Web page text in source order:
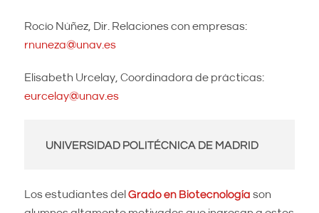
Rocío Núñez, Dir. Relaciones con empresas:
rnuneza@unav.es
Elisabeth Urcelay, Coordinadora de prácticas:
eurcelay@unav.es
UNIVERSIDAD POLITÉCNICA DE MADRID
Los estudiantes delGrado en Biotecnología son